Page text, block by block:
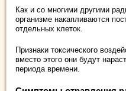
Как и со многими другими
организме накапливаются
отдельных клеток.
Признаки токсического
вместо этого они будут
периода времени.